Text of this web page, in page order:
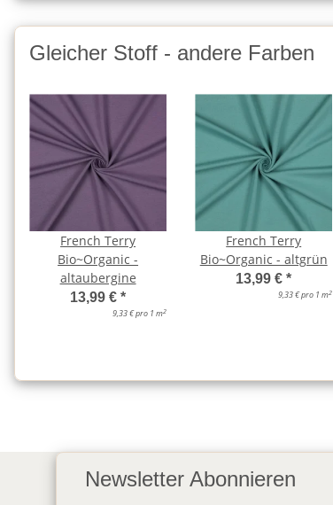
Gleicher Stoff - andere Farben
French Terry
Bio~Organic -
altaubergine
13,99 €*
9,33 € pro 1 m2
French Terry
Bio~Organic - altgrün
13,99 €*
9,33 € pro 1 m2
Newsletter Abonnieren